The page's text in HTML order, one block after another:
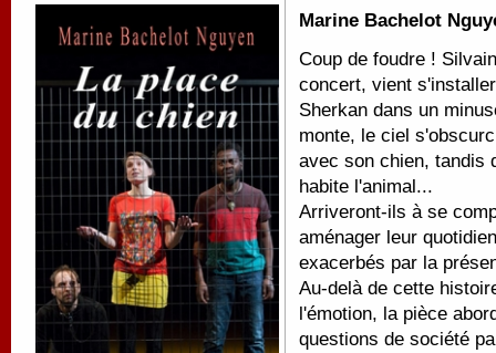
Marine Bachelot
Coup de foudre !
concert, vient
Sherkan dans un
monte, le ciel
avec son chien, tandis
habite l'animal...
Arriveront-ils à se
aménager leur
exacerbés par la
Au-delà de cette
l'émotion, la pièce
questions de société